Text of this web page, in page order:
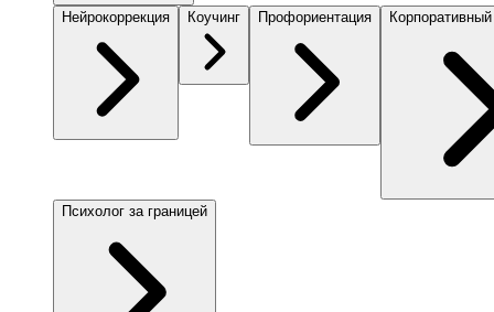
Нейрокоррекция Коучинг Профориентация
Психолог за границей